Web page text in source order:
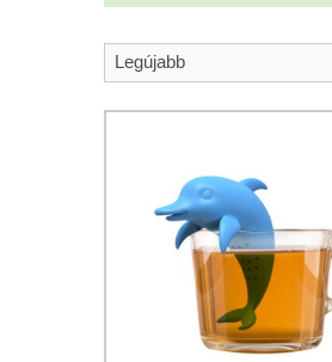
Legújabb